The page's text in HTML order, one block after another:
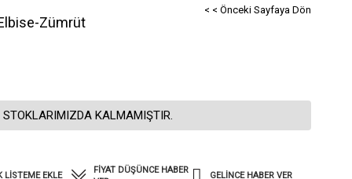
< < Önceki Sayfaya Dön
Zümrüt
STOKLARIMIZDA KALMAMIŞTIR.
LISTEME EKLE
FIYAT DÜŞÜNCE HABER
GELINCE HABER VER